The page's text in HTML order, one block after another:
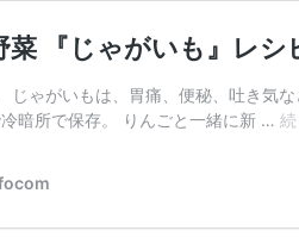
菜 『じゃがいも』レシ
ゃがいもは、胃痛、便秘、吐き気
暗所で保存。 りんごと一緒に新 …